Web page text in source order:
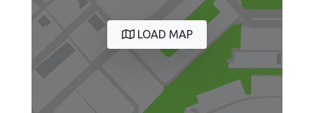
LOAD MAP